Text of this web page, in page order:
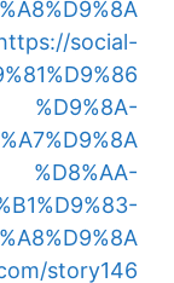
social-
%D9%8A-
%D8%AA-
story146